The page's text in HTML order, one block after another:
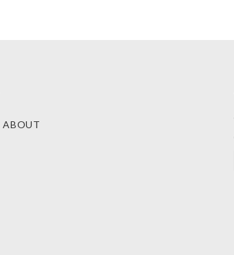
ABOUT